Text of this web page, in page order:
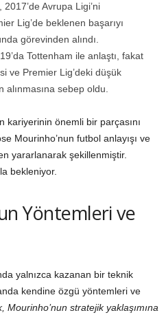
2017’de Avrupa Ligi’ni
Lig’de beklenen başarıyı
görevinden alındı.
Tottenham ile anlaştı, fakat
ve Premier Lig’deki düşük
alınmasına sebep oldu.
kariyerinin önemli bir parçasını
Mourinho’nun futbol anlayışı ve
yararlanarak şekillenmiştir.
bekleniyor.
Yöntemleri ve
yalnızca kazanan bir teknik
kendine özgü yöntemleri ve
Mourinho’nun stratejik yaklaşımına